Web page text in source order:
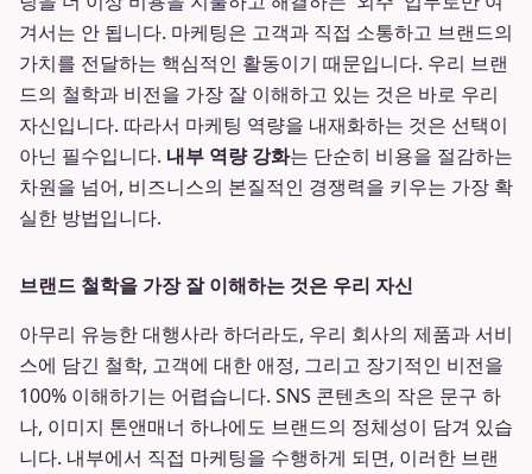
겨서는 안 됩니다. 마케팅은 고객과 직접 소통하고 브랜드의
가치를 전달하는 핵심적인 활동이기 때문입니다. 우리 브랜
드의 철학과 비전을 가장 잘 이해하고 있는 것은 바로 우리
자신입니다. 따라서 마케팅 역량을 내재화하는 것은 선택이
아닌 필수입니다. 내부 역량 강화는 단순히 비용을 절감하는
차원을 넘어, 비즈니스의 본질적인 경쟁력을 키우는 가장 확
실한 방법입니다.
브랜드 철학을 가장 잘 이해하는 것은 우리 자신
아무리 유능한 대행사라 하더라도, 우리 회사의 제품과 서비
스에 담긴 철학, 고객에 대한 애정, 그리고 장기적인 비전을
100% 이해하기는 어렵습니다. SNS 콘텐츠의 작은 문구 하
나, 이미지 톤앤매너 하나에도 브랜드의 정체성이 담겨 있습
니다. 내부에서 직접 마케팅을 수행하게 되면, 이러한 브랜